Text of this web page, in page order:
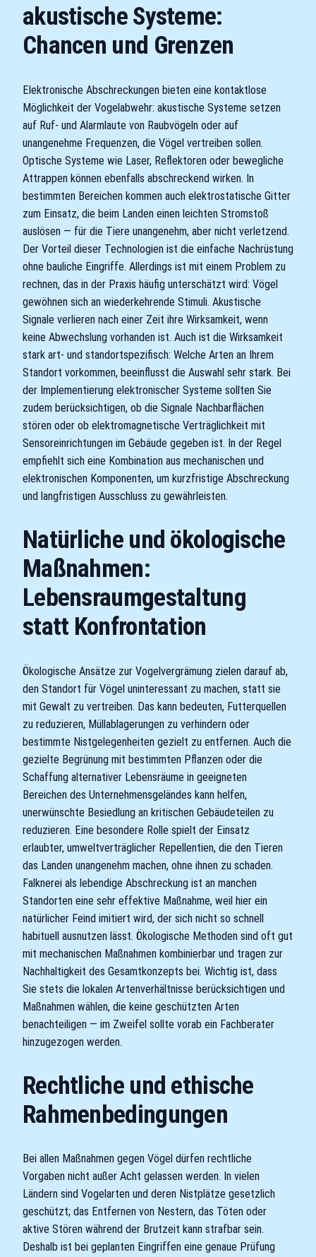
akustische Systeme:
Chancen und Grenzen
Elektronische Abschreckungen bieten eine kontaktlose
Möglichkeit der Vogelabwehr: akustische Systeme setzen
auf Ruf- und Alarmlaute von Raubvögeln oder auf
unangenehme Frequenzen, die Vögel vertreiben sollen.
Optische Systeme wie Laser, Reflektoren oder bewegliche
Attrappen können ebenfalls abschreckend wirken. In
bestimmten Bereichen kommen auch elektrostatische Gitter
zum Einsatz, die beim Landen einen leichten Stromstoß
auslösen — für die Tiere unangenehm, aber nicht verletzend.
Der Vorteil dieser Technologien ist die einfache Nachrüstung
ohne bauliche Eingriffe. Allerdings ist mit einem Problem zu
rechnen, das in der Praxis häufig unterschätzt wird: Vögel
gewöhnen sich an wiederkehrende Stimuli. Akustische
Signale verlieren nach einer Zeit ihre Wirksamkeit, wenn
keine Abwechslung vorhanden ist. Auch ist die Wirksamkeit
stark art- und standortspezifisch: Welche Arten an Ihrem
Standort vorkommen, beeinflusst die Auswahl sehr stark. Bei
der Implementierung elektronischer Systeme sollten Sie
zudem berücksichtigen, ob die Signale Nachbarflächen
stören oder ob elektromagnetische Verträglichkeit mit
Sensoreinrichtungen im Gebäude gegeben ist. In der Regel
empfiehlt sich eine Kombination aus mechanischen und
elektronischen Komponenten, um kurzfristige Abschreckung
und langfristigen Ausschluss zu gewährleisten.
Natürliche und ökologische
Maßnahmen:
Lebensraumgestaltung
statt Konfrontation
Ökologische Ansätze zur Vogelvergrämung zielen darauf ab,
den Standort für Vögel uninteressant zu machen, statt sie
mit Gewalt zu vertreiben. Das kann bedeuten, Futterquellen
zu reduzieren, Müllablagerungen zu verhindern oder
bestimmte Nistgelegenheiten gezielt zu entfernen. Auch die
gezielte Begrünung mit bestimmten Pflanzen oder die
Schaffung alternativer Lebensräume in geeigneten
Bereichen des Unternehmensgeländes kann helfen,
unerwünschte Besiedlung an kritischen Gebäudeteilen zu
reduzieren. Eine besondere Rolle spielt der Einsatz
erlaubter, umweltverträglicher Repellentien, die den Tieren
das Landen unangenehm machen, ohne ihnen zu schaden.
Falknerei als lebendige Abschreckung ist an manchen
Standorten eine sehr effektive Maßnahme, weil hier ein
natürlicher Feind imitiert wird, der sich nicht so schnell
habituell ausnutzen lässt. Ökologische Methoden sind oft gut
mit mechanischen Maßnahmen kombinierbar und tragen zur
Nachhaltigkeit des Gesamtkonzepts bei. Wichtig ist, dass
Sie stets die lokalen Artenverhältnisse berücksichtigen und
Maßnahmen wählen, die keine geschützten Arten
benachteiligen — im Zweifel sollte vorab ein Fachberater
hinzugezogen werden.
Rechtliche und ethische
Rahmenbedingungen
Bei allen Maßnahmen gegen Vögel dürfen rechtliche
Vorgaben nicht außer Acht gelassen werden. In vielen
Ländern sind Vogelarten und deren Nistplätze gesetzlich
geschützt; das Entfernen von Nestern, das Töten oder
aktive Stören während der Brutzeit kann strafbar sein.
Deshalb ist bei geplanten Eingriffen eine genaue Prüfung